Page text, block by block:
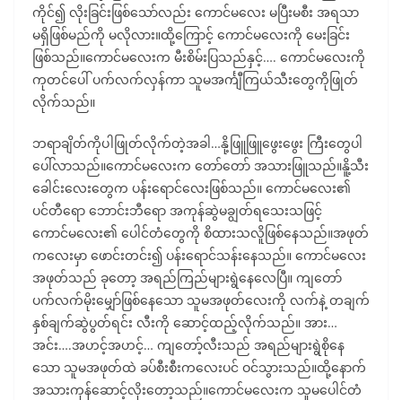
ကိုင်၍ လိုးခြင်းဖြစ်သော်လည်း ကောင်မလေး မပြီးမစီး အရသာ
မရှိဖြစ်မည်ကို မလိုလား။ထို့ကြောင့် ကောင်မလေးကို မေးခြင်း
ဖြစ်သည်။ကောင်မလေးက မီးစိမ်းပြသည်နှင့်…. ကောင်မလေးကို
ကုတင်ပေါ် ပက်လက်လှန်ကာ သူမအင်္ကျီကြယ်သီးတွေကိုဖြုတ်
လိုက်သည်။
ဘရာချိတ်ကိုပါဖြုတ်လိုက်တဲ့အခါ…နို့ဖြူဖြူဖွေးဖွေး ကြီးတွေပါ
ပေါ်လာသည်။ကောင်မလေးက တော်တော် အသားဖြူသည်။နိူ့သီး
ခေါင်းလေးတွေက ပန်းရောင်လေးဖြစ်သည်။ ကောင်မလေး၏
ပင်တီရော ဘောင်းဘီရော အကုန်ဆွဲမချွတ်ရသေးသဖြင့်
ကောင်မလေး၏ ပေါင်တံတွေကို စိထားသလိူဖြစ်နေသည်။အဖုတ်
ကလေးမှာ ဖောင်းတင်း၍ ပန်းရောင်သန်းနေသည်။ ကောင်မလေး
အဖုတ်သည် ခုတော့ အရည်ကြည်များရွဲနေလေပြီ။ ကျတော်
ပက်လက်မိုးမျှော်ဖြစ်နေသော သူမအဖုတ်လေးကို လက်နဲ့ တချက်
နှစ်ချက်ဆွဲပွတ်ရင်း လီးကို ဆောင့်ထည့်လိုက်သည်။ အား…
အင်း….အဟင့်အဟင့်… ကျတော့်လီးသည် အရည်များရွဲစိုနေ
သော သူမအဖုတ်ထဲ ခပ်စီးစီးကလေးပင် ဝင်သွားသည်။ထို့နောက်
အသားကုန်ဆောင့်လိုးတော့သည်။ကောင်မလေးက သူမပေါင်တံ